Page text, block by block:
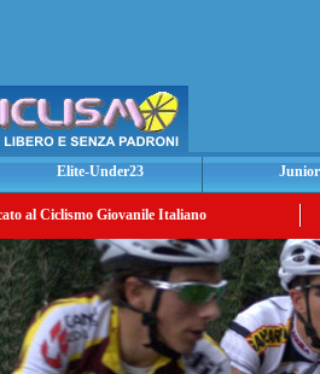
Elite-Under23
al Ciclismo Giovanile Italiano